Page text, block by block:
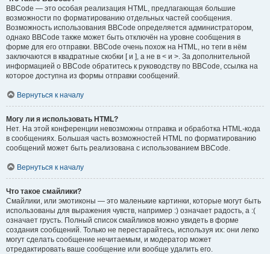
BBCode — это особая реализация HTML, предлагающая большие
возможности по форматированию отдельных частей сообщения.
Возможность использования BBCode определяется администратором,
однако BBCode также может быть отключён на уровне сообщения в
форме для его отправки. BBCode очень похож на HTML, но теги в нём
заключаются в квадратные скобки [ и ], а не в < и >. За дополнительной
информацией о BBCode обратитесь к руководству по BBCode, ссылка на
которое доступна из формы отправки сообщений.
Вернуться к началу
Могу ли я использовать HTML?
Нет. На этой конференции невозможны отправка и обработка HTML-кода
в сообщениях. Большая часть возможностей HTML по форматированию
сообщений может быть реализована с использованием BBCode.
Вернуться к началу
Что такое смайлики?
Смайлики, или эмотиконы — это маленькие картинки, которые могут быть
использованы для выражения чувств, например :) означает радость, а :(
означает грусть. Полный список смайликов можно увидеть в форме
создания сообщений. Только не перестарайтесь, используя их: они легко
могут сделать сообщение нечитаемым, и модератор может
отредактировать ваше сообщение или вообще удалить его.